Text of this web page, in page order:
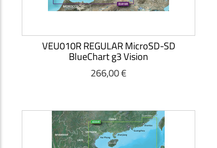
VEU010R REGULAR MicroSD-SD
BlueChart g3 Vision
266,00 €